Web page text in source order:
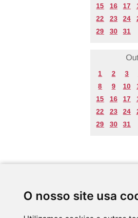
O nosso site usa
15
16 17
22
23 24
29
30 31
1 2 3
8
9 10
15
16 17
22
23 24
29
30 31